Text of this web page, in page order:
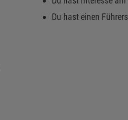
Du hast einen